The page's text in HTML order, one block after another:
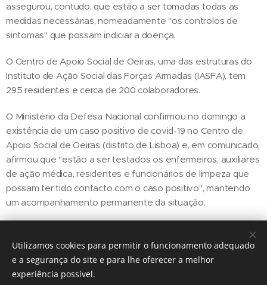
assegurou, contudo, que estão a ser tomadas todas as
medidas necessárias, nomeadamente "os controlos de
sintomas" que possam indiciar a doença.
O Centro de Apoio Social de Oeiras, uma das estruturas do​​​​​​​
Instituto de Ação Social das Forças Armadas (IASFA), tem
295 residentes e cerca de 200 colaboradores.
O Ministério da Defesa Nacional confirmou no domingo a
existência de um caso positivo de covid-19 no Centro de
Apoio Social de Oeiras (distrito de Lisboa) e, em comunicado,
afirmou que "estão a ser testados os enfermeiros, auxiliares
de ação médica, residentes e funcionários de limpeza que
possam ter tido contacto com o caso positivo", mantendo
um acompanhamento permanente da situação.
Share
Utilizamos cookies para permitir o funcionamento adequado
e a segurança do site e para lhe oferecer a melhor
experiência possível.